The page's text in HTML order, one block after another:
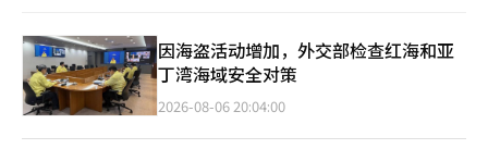
因海盗活动增加，外交部检查红海和亚
丁湾海域安全对策
2026-08-06 20:04:00